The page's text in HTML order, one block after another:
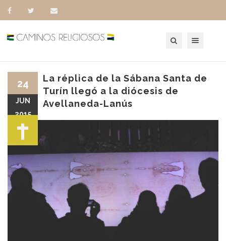
La réplica de la Sábana Santa de
Turín llegó a la diócesis de
Avellaneda-Lanús
24
JUN
2015